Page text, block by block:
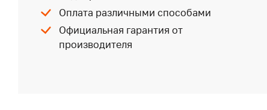
Оплата различными способами
Официальная гарантия от
производителя